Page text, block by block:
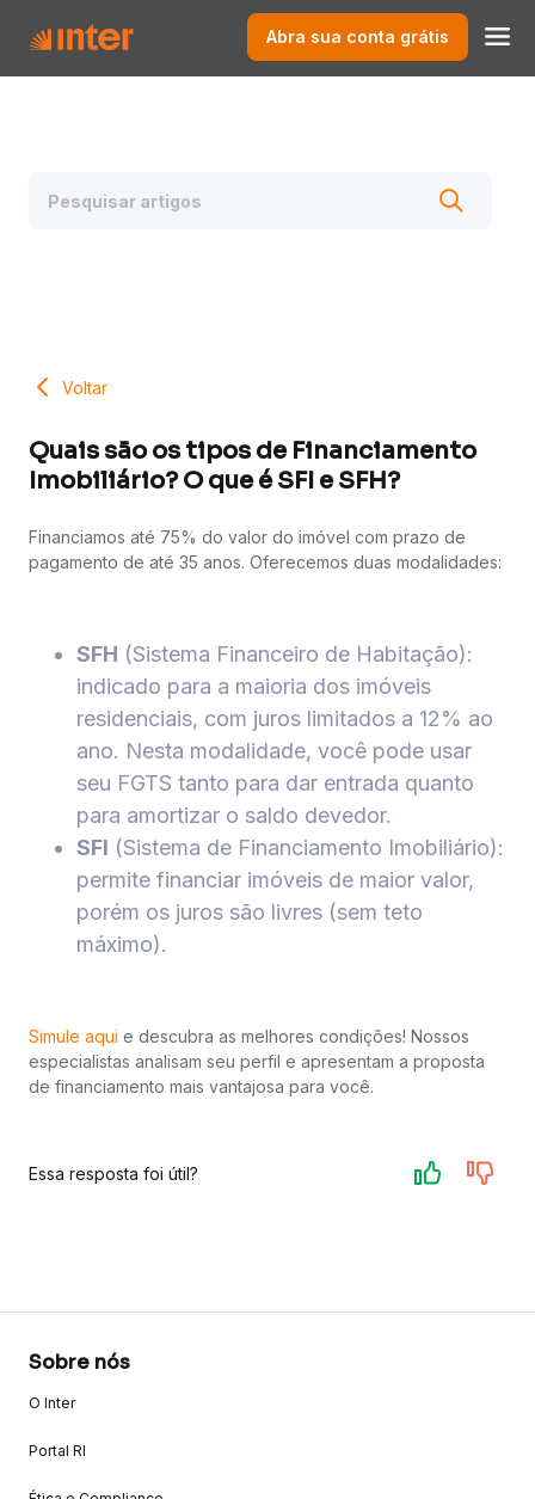
Abra sua conta grátis
Voltar
Quais são os tipos de Financiamento
Imobiliário? O que é SFI e SFH?
Financiamos até 75% do valor do imóvel com prazo de
pagamento de até 35 anos. Oferecemos duas modalidades:
SFH (Sistema Financeiro de Habitação):
indicado para a maioria dos imóveis
residenciais, com juros limitados a 12% ao
ano. Nesta modalidade, você pode usar
seu FGTS tanto para dar entrada quanto
para amortizar o saldo devedor.
SFI (Sistema de Financiamento Imobiliário):
permite financiar imóveis de maior valor,
porém os juros são livres (sem teto
máximo).
Simule aqui e descubra as melhores condições! Nossos
especialistas analisam seu perfil e apresentam a proposta
de financiamento mais vantajosa para você.
Essa resposta foi útil?
Sobre nós
O Inter
Portal RI